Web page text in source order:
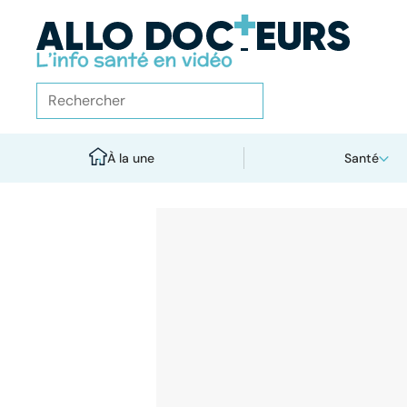
À la une Santé